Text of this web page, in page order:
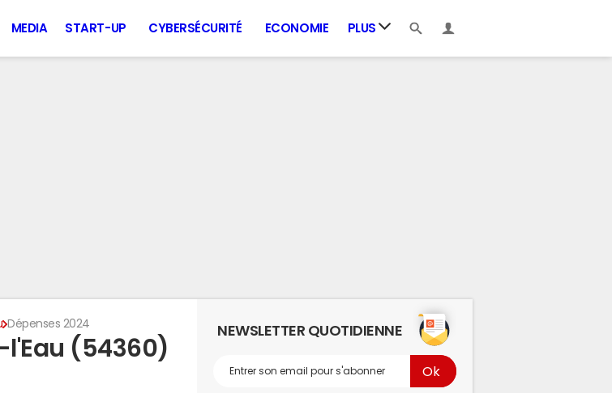
MEDIA START-UP CYBERSÉCURITÉ ECONOMIE PLUS
Dépenses 2024
(54360)
NEWSLETTER QUOTIDIENNE